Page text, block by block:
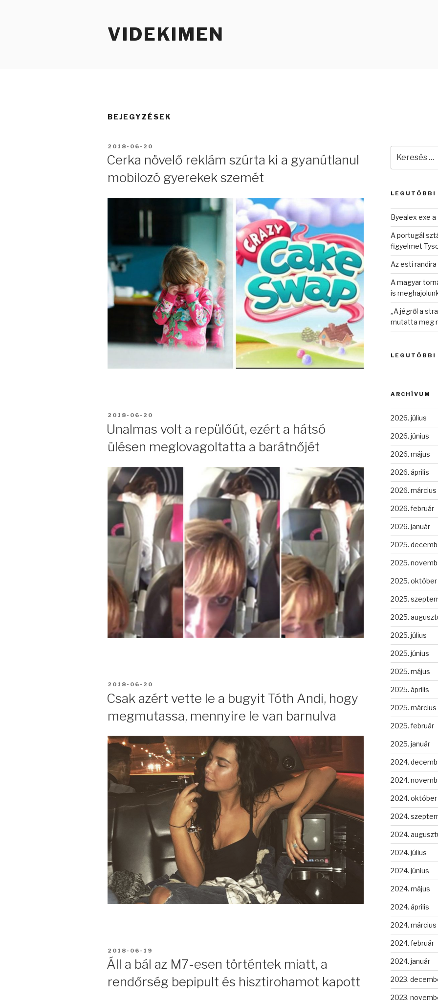
VIDEKIMEN
BEJEGYZÉSEK
BEKÜLDVE:
2018-06-20
Cerka növelő reklám szúrta ki a gyanútlanul
mobilozó gyerekek szemét
BEKÜLDVE:
2018-06-20
Unalmas volt a repülőút, ezért a hátsó
ülésen meglovagoltatta a barátnőjét
BEKÜLDVE:
2018-06-20
Csak azért vette le a bugyit Tóth Andi, hogy
megmutassa, mennyire le van barnulva
BEKÜLDVE:
2018-06-19
Áll a bál az M7-esen történtek miatt, a
rendőrség bepipult és hisztirohamot kapott
következő
LEGUTÓBBI
Byealex exe
A portugál
figyelmet
Az esti
A magyar
is
„A jégről a
mutatta meg
LEGUTÓBBI
ARCHÍVUM
2026. július
2026. június
2026. május
2026. április
2026. március
2026. február
2026. január
2025.
2025.
2025. október
2025.
2025.
2025. július
2025. június
2025. május
2025. április
2025. március
2025. február
2025. január
2024.
2024.
2024. október
2024.
2024.
2024. július
2024. június
2024. május
2024. április
2024. március
2024. február
2024. január
2023.
2023.